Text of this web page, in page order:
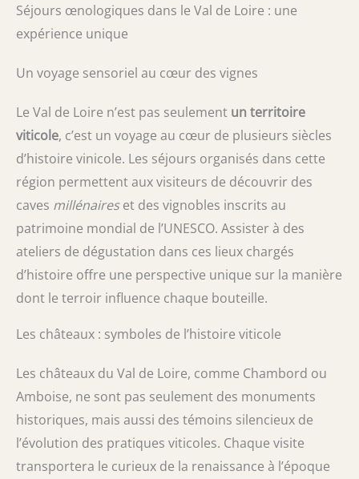
Séjours œnologiques dans le Val de Loire : une
expérience unique
Un voyage sensoriel au cœur des vignes
Le Val de Loire n’est pas seulement un territoire
viticole, c’est un voyage au cœur de plusieurs siècles
d’histoire vinicole. Les séjours organisés dans cette
région permettent aux visiteurs de découvrir des
caves millénaireset des vignobles inscrits au
patrimoine mondial de l’UNESCO. Assister à des
ateliers de dégustation dans ces lieux chargés
d’histoire offre une perspective unique sur la manière
dont le terroir influence chaque bouteille.
Les châteaux : symboles de l’histoire viticole
Les châteaux du Val de Loire, comme Chambord ou
Amboise, ne sont pas seulement des monuments
historiques, mais aussi des témoins silencieux de
l’évolution des pratiques viticoles. Chaque visite
transportera le curieux de la renaissance à l’époque